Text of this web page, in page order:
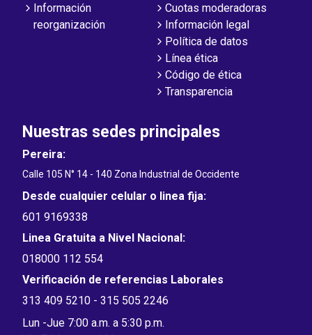
Información
reorganización
Cuotas moderadoras
Información legal
Política de datos
Línea ética
Código de ética
Transparencia
Nuestras sedes principales
Pereira:
Calle 105 N° 14 - 140 Zona Industrial de Occidente
Desde cualquier celular o linea fija:
601 9169338
Linea Gratuita a Nivel Nacional:
018000 112 554
Verificación de referencias Laborales
313 409 5210 - 315 505 2246
Lun -Jue 7:00 a.m. a 5:30 p.m.